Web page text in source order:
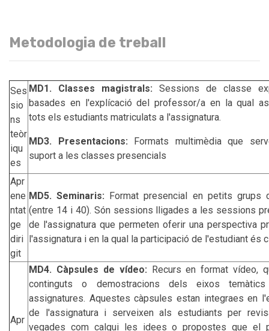
Metodologia de treball
Ses
sio
ns
teòr
iqu
es
MD1. Classes magistrals: Sessions de classe
basades en l'explícació del professor/a en la qual
tots els estudiants matriculats a l'assignatura.
MD3. Presentacions: Formats multimèdia que
suport a les classes presencials
Apr
ene
ntat
ge
diri
git
MD5. Seminaris: Format presencial en petits grups
(entre 14 i 40). Són sessions lligades a les sessions
de l'assignatura que permeten oferir una perspectiva
l'assignatura i en la qual la participació de l'estudiant és
Apr
MD4. Càpsules de vídeo: Recurs en format vídeo,
continguts o demostracions dels eixos
assignatures. Aquestes càpsules estan integraes en
de l'assignatura i serveixen als estudiants per
vegades com calgui les idees o propostes que el